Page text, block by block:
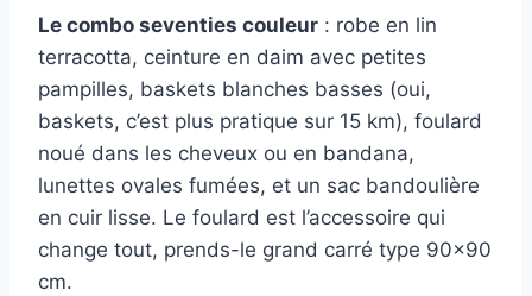
Le combo seventies couleur : robe en lin
terracotta, ceinture en daim avec petites
pampilles, baskets blanches basses (oui,
baskets, c’est plus pratique sur 15 km), foulard
noué dans les cheveux ou en bandana,
lunettes ovales fumées, et un sac bandoulière
en cuir lisse. Le foulard est l’accessoire qui
change tout, prends-le grand carré type 90×90
cm.